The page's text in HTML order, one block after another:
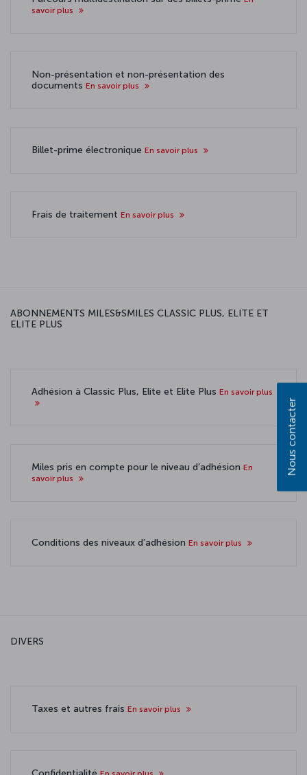
savoir plus
Non-présentation et non-présentation des
documents En savoir plus
Billet-prime électronique En savoir plus
Frais de traitement En savoir plus
ABONNEMENTS MILES&SMILES CLASSIC PLUS, ELITE ET
ELITE PLUS
Adhésion à Classic Plus, Elite et Elite Plus En savoir plus
Miles pris en compte pour le niveau d’adhésion En
savoir plus
Conditions des niveaux d’adhésion En savoir plus
DIVERS
Taxes et autres frais En savoir plus
Nous contacter